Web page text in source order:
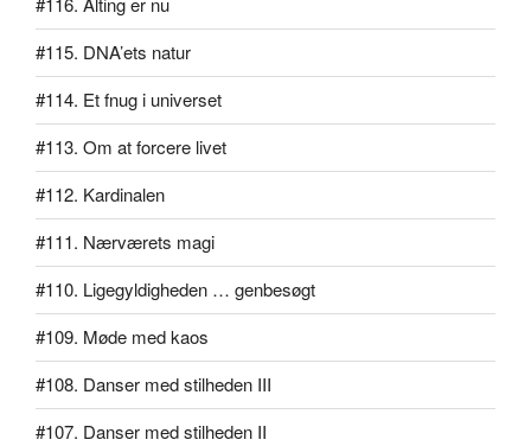
#115. DNA’ets natur
#114. Et fnug i universet
#113. Om at forcere livet
#112. Kardinalen
#111. Nærværets magi
#110. Ligegyldigheden … genbesøgt
#109. Møde med kaos
#108. Danser med stilheden III
#107. Danser med stilheden II